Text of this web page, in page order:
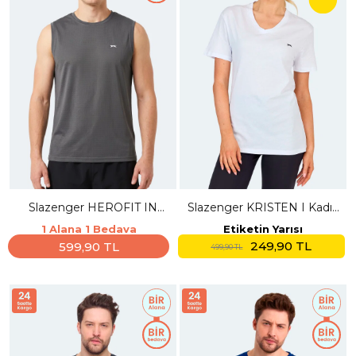
Slazenger HEROFIT IN
Erkek Kolsuz Koyu Gri Atlet
1 Alana 1 Bedava
599,90 TL
Slazenger KRISTEN I Kadın
V Yaka Beyaz Tişört
Etiketin Yarısı
499,90 TL 249,90 TL